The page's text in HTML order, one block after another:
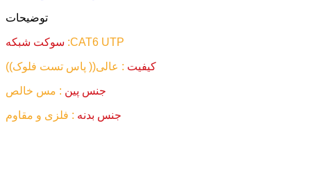
توضیحات
سوکت شبکه :CAT6 UTP
کیفیت : عالی(( پاس تست فلوک))
جنس پین : مس خالص
جنس بدنه : فلزی و مقاوم